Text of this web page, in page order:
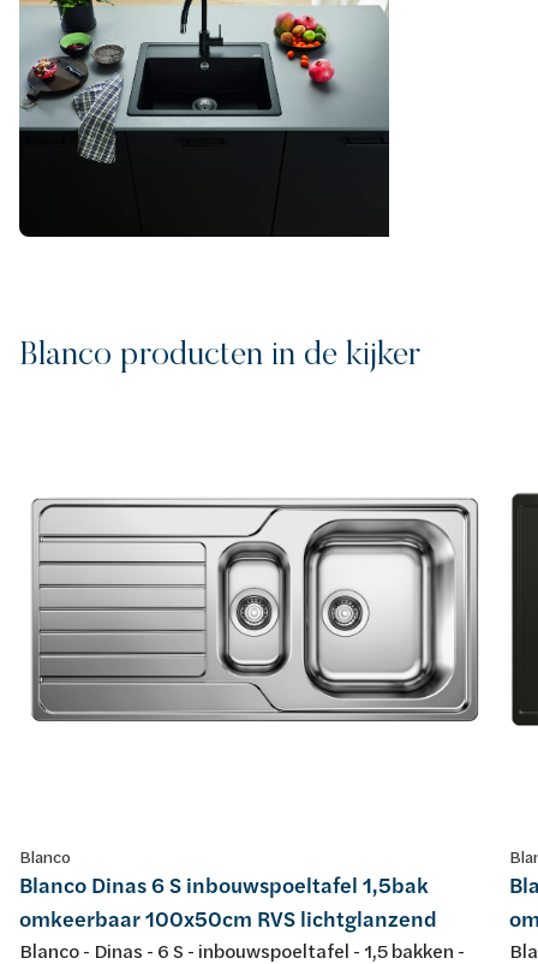
Blanco producten in de kijker
Blanco
Blanco Dinas 6 S inbouwspoeltafel 1,5bak
omkeerbaar 100x50cm RVS lichtglanzend
Blanco - Dinas - 6 S - inbouwspoeltafel - 1,5 bakken -